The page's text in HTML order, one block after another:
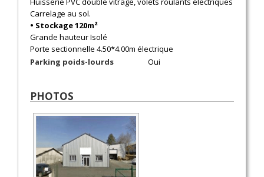
Carrelage au sol.
• Stockage 120m²
Grande hauteur Isolé
Porte sectionnelle 4.50*4.00m électrique
Parking poids-lourds
Oui
PHOTOS